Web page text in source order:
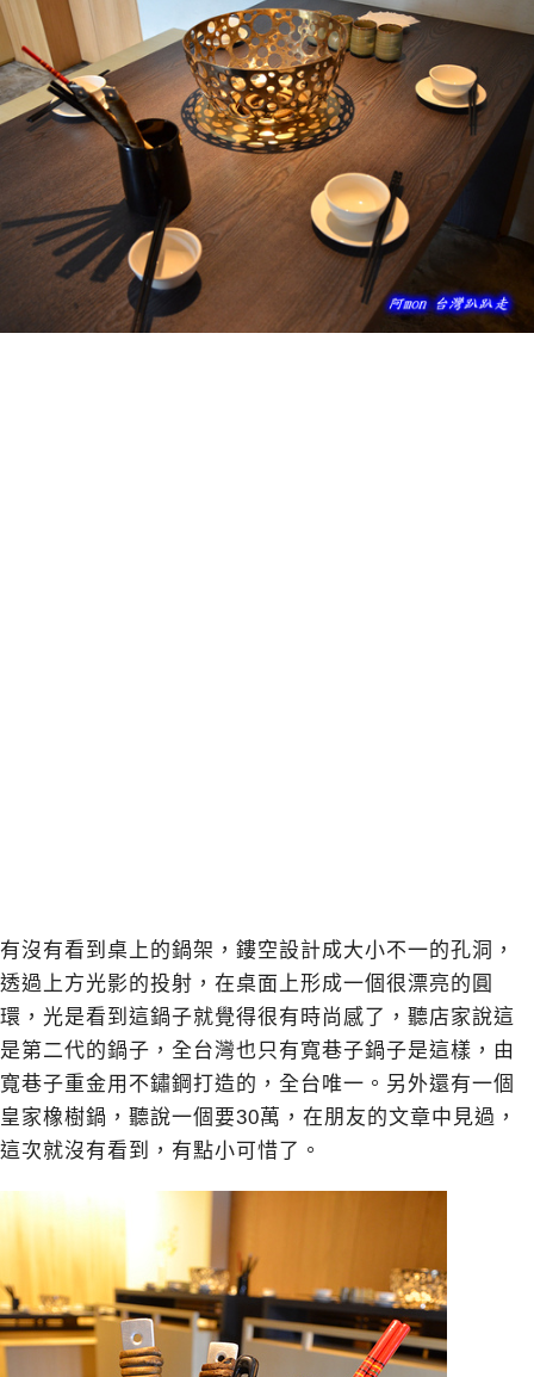
有沒有看到桌上的鍋架，鏤空設計成大小不一的孔洞，
透過上方光影的投射，在桌面上形成一個很漂亮的圓
環，光是看到這鍋子就覺得很有時尚感了，聽店家說這
是第二代的鍋子，全台灣也只有寬巷子鍋子是這樣，由
寬巷子重金用不鏽鋼打造的，全台唯一。另外還有一個
皇家橡樹鍋，聽說一個要30萬，在朋友的文章中見過，
這次就沒有看到，有點小可惜了。